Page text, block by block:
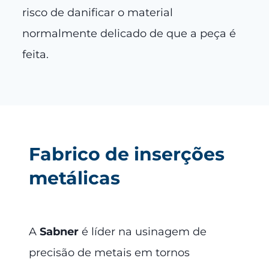
risco de danificar o material
normalmente delicado de que a peça é
feita.
Fabrico de inserções
metálicas
A Sabner é líder na usinagem de
precisão de metais em tornos